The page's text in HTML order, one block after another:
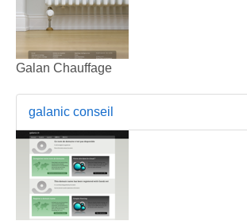
Galan Chauffage
galanic conseil